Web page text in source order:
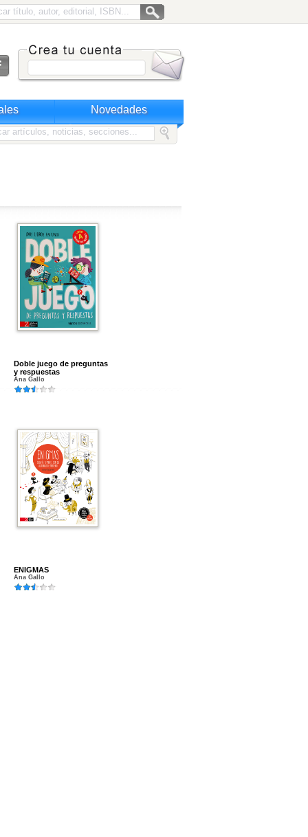
Novedades
Doble juego de preguntas
y respuestas
Ana Gallo
ENIGMAS
Ana Gallo